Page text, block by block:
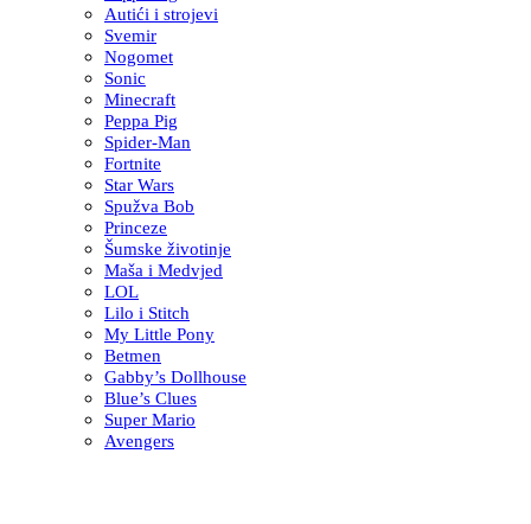
Autići i strojevi
Svemir
Nogomet
Sonic
Minecraft
Peppa Pig
Spider-Man
Fortnite
Star Wars
Spužva Bob
Princeze
Šumske životinje
Maša i Medvjed
LOL
Lilo i Stitch
My Little Pony
Betmen
Gabby’s Dollhouse
Blue’s Clues
Super Mario
Avengers